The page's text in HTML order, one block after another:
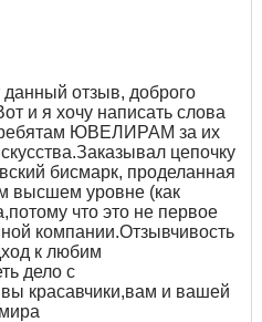
данный отзыв, доброго
и я хочу написать слова
ребятам ЮВЕЛИРАМ за их
цепочку
бисмарк, проделанная
высшем уровне (как
что это не первое
компании.Отзывчивость
к любим
дело с
красавчики,вам и вашей